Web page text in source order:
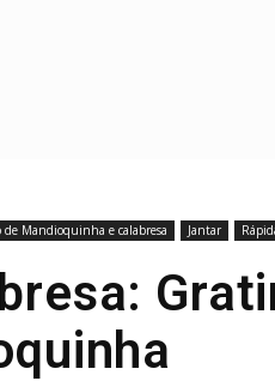
Deliciosas
de Mandioquinha e calabresa Jantar